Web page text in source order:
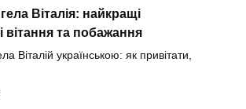
Віталія: найкращі
вітання та побажання
Віталій українською: як привітати,